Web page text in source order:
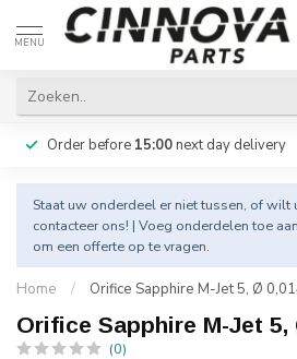
MENU
Order before 15:00next day delivery
Staat uw onderdeel er niet tussen, of wilt
contacteer ons! | Voeg onderdelen toe
om een offerte op te vragen.
Home / Orifice Sapphire M-Jet 5, Ø
Orifice Sapphire M-Jet 5,
(0)